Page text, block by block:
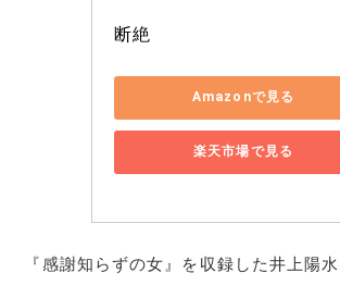
断絶
Amazonで見る
楽天市場で見る
『感謝知らずの女』を収録した井上陽